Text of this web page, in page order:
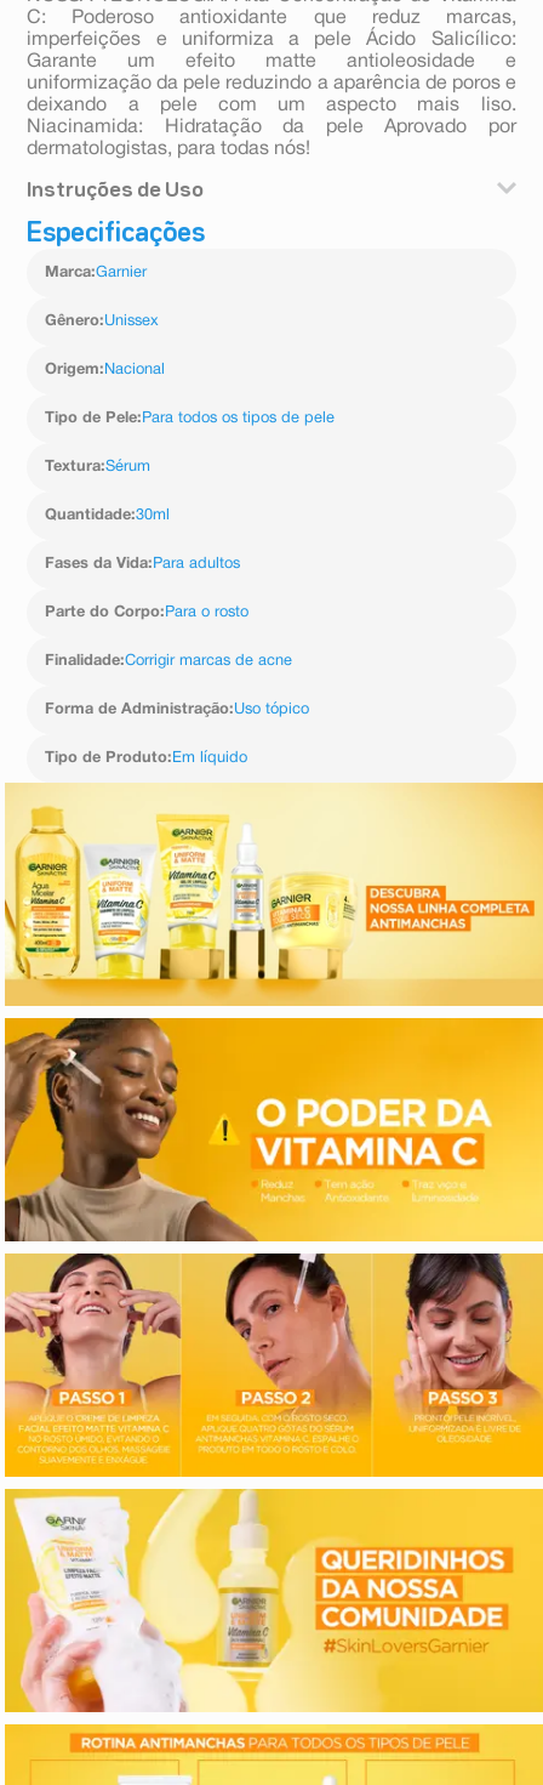
C: Poderoso antioxidante que reduz marcas,
imperfeições e uniformiza a pele Ácido Salicílico:
Garante um efeito matte antioleosidade e
uniformização da pele reduzindo a aparência de poros e
deixando a pele com um aspecto mais liso.
Niacinamida: Hidratação da pele Aprovado por
dermatologistas, para todas nós!
Instruções de Uso
Aplique de manhã e noite, depois de limpar o rosto e
para cobrir uniformemente rosto e pescoço. Evite o
olhos, lavar em abundância com água corrente.
Especificações
Marca:Garnier
Gênero:Unissex
Origem: Nacional
Tipo de Pele: Para todos os tipos de pele
Textura:Sérum
Quantidade:30ml
Fases da Vida: Para adultos
Parte do Corpo: Para o rosto
Finalidade:Corrigir marcas de acne
Forma de Administração:Uso tópico
Tipo de Produto: Em líquido